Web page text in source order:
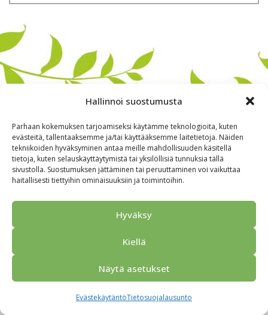
Hallinnoi suostumusta
Parhaan kokemuksen tarjoamiseksi käytämme teknologioita, kuten
evästeitä, tallentaaksemme ja/tai käyttääksemme laitetietoja. Näiden
tekniikoiden hyväksyminen antaa meille mahdollisuuden käsitellä
tietoja, kuten selauskäyttäytymistä tai yksilöllisiä tunnuksia tällä
sivustolla. Suostumuksen jättäminen tai peruuttaminen voi vaikuttaa
haitallisesti tiettyihin ominaisuuksiin ja toimintoihin.
Hyväksy
Kiellä
Näytä asetukset
EvästekäytäntöTietosuojalausunto
Alkuun Ryhmille Kokous & Ohjelmat
Yhteistyökumppanit
Tarjouspyyntö
Anna palautetta
Tietosuojaseloste
© 2026 Porvoo Tours - matkanjärjestäjä / FPW